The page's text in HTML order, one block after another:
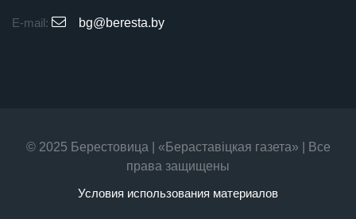
E-mail: bg@beresta.by
© 2025 Берестовица | «Бераставiцкая газета» | Все
права защищены
Условия использования материалов